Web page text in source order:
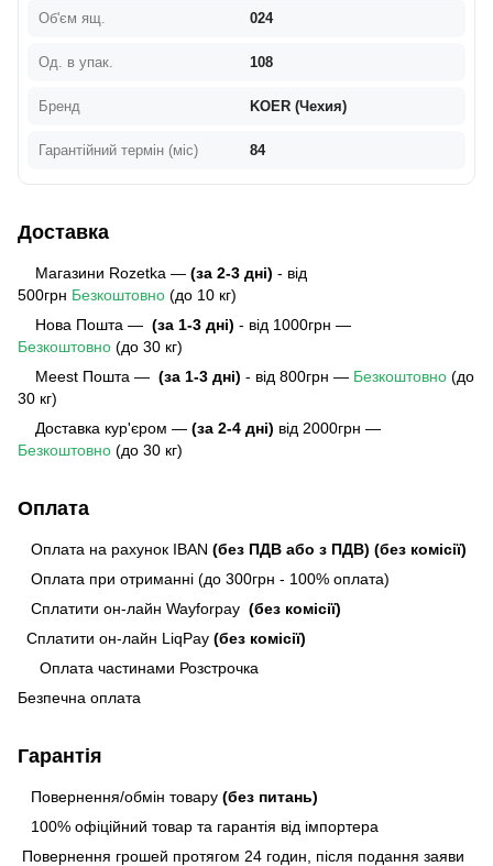
Об'єм ящ. 024
Од. в упак. 108
Бренд KOER (Чехия)
Гарантійний термін (міс) 84
Доставка
Магазини Rozetka — (за 2-3 дні) - від
500грн Безкоштовно (до 10 кг)
Нова Пошта — (за 1-3 дні) - від 1000грн —
Безкоштовно (до 30 кг)
Meest Пошта — (за 1-3 дні) - від 800грн — Безкоштовно (до
30 кг)
Доставка кур'єром — (за 2-4 дні) від 2000грн —
Безкоштовно (до 30 кг)
Оплата
Оплата на рахунок IBAN (без ПДВ або з ПДВ) (без комісії)
Оплата при отриманні (до 300грн - 100% оплата)
Сплатити он-лайн Wayforpay (без комісії)
Сплатити он-лайн LiqPay (без комісії)
Оплата частинами Розстрочка
Безпечна оплата
Гарантія
Повернення/обмін товару (без питань)
100% офіційний товар та гарантія від імпортера
Повернення грошей протягом 24 годин, після подання заяви